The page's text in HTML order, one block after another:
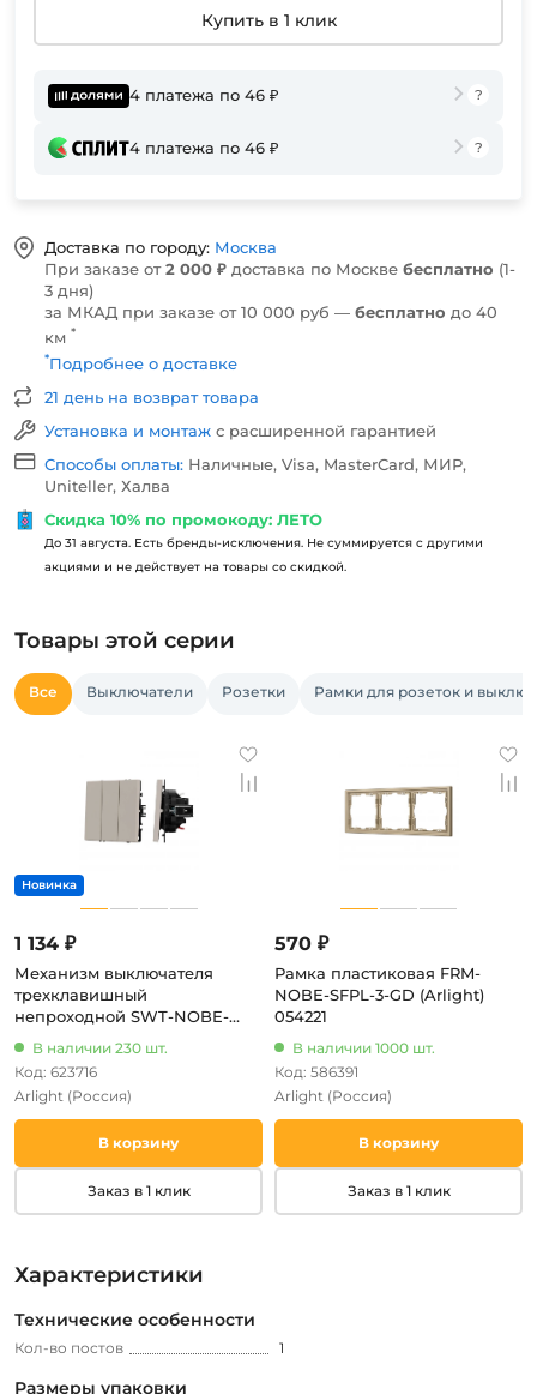
Купить в 1 клик
4 платежа по 46 ₽
4 платежа по 46 ₽
Доставка по городу: Москва
При заказе от2 000 ₽ доставка по Москве бесплатно (1-
3 дня)
за МКАД при заказе от 10 000 руб — бесплатно до 40
км *
*Подробнее о доставке
21 день на возврат товара
Установка и монтаж с расширенной гарантией
Способы оплаты: Наличные, Visa, MasterCard, МИР,
Uniteller, Халва
Скидка 10% по промокоду: ЛЕТО
До 31 августа. Есть бренды-исключения. Не суммируется с другими
акциями и не действует на товары со скидкой.
Товары этой серии
Все Выключатели Розетки Рамки для розеток и
1 134 ₽
Механизм выключателя
трехклавишный
непроходной SWT-NOBE-
(Arlight, Кашемир) 061797
В наличии 230 шт.
Код: 623716
Arlight (Россия)
В корзину
Заказ в 1 клик
570 ₽
Рамка пластиковая FRM-
NOBE-SFPL-3-GD (Arlight)
054221
В наличии 1000 шт.
Код: 586391
Arlight (Россия)
В корзину
Заказ в 1 клик
Характеристики
Технические особенности
Кол-во постов 1
Размеры упаковки